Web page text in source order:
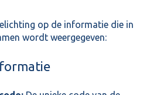
op de informatie die in
wordt weergegeven: